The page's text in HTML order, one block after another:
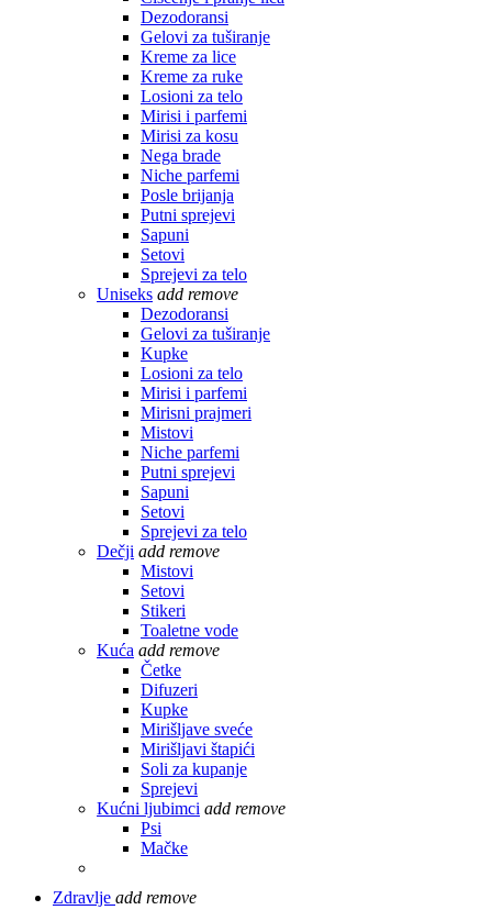
Dezodoransi
Gelovi za tuširanje
Kreme za lice
Kreme za ruke
Losioni za telo
Mirisi i parfemi
Mirisi za kosu
Nega brade
Niche parfemi
Posle brijanja
Putni sprejevi
Sapuni
Setovi
Sprejevi za telo
Uniseks add remove
Dezodoransi
Gelovi za tuširanje
Kupke
Losioni za telo
Mirisi i parfemi
Mirisni prajmeri
Mistovi
Niche parfemi
Putni sprejevi
Sapuni
Setovi
Sprejevi za telo
Dečji add remove
Mistovi
Setovi
Stikeri
Toaletne vode
Kuća add remove
Četke
Difuzeri
Kupke
Mirišljave sveće
Mirišljavi štapići
Soli za kupanje
Sprejevi
Kućni ljubimci add remove
Psi
Mačke
Zdravlje add remove